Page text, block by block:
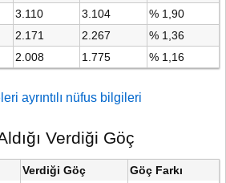
3.110 3.104
% 1,90
2.171 2.267
% 1,36
2.008 1.775 % 1,16
ayrıntılı nüfus bilgileri
Verdiği Göç
Verdiği Göç
Göç Farkı